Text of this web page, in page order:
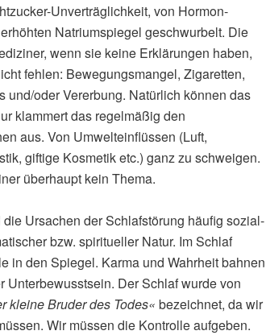
Unverträglichkeit, von Hormon-
Natriumspiegel geschwurbelt. Die
wenn sie keine Erklärungen haben,
fehlen: Bewegungsmangel, Zigaretten,
und/oder Vererbung. Natürlich können das
klammert das regelmäßig den
aus. Von Umwelteinflüssen (Luft,
giftige Kosmetik etc.) ganz zu schweigen.
überhaupt kein Thema.
Ursachen der Schlafstörung häufig sozial-
bzw. spiritueller Natur. Im Schlaf
in den Spiegel. Karma und Wahrheit bahnen
Unterbewusstsein. Der Schlaf wurde von
kleine Bruder des Todes« bezeichnet, da wir
Wir müssen die Kontrolle aufgeben.